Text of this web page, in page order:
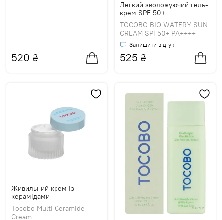
520 ₴
Легкий зволожуючий гель-
крем SPF 50+
TOCOBO BIO WATERY SUN
CREAM SPF50+ PA++++
Залишити відгук
525 ₴
Живильний крем із
керамідами
Tocobo Multi Ceramide
Cream